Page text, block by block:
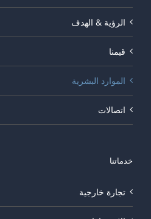
الرؤية & الهدف
قيمنا
الموارد البشرية
اتصالات
خدماتنا
تجارة خارجية